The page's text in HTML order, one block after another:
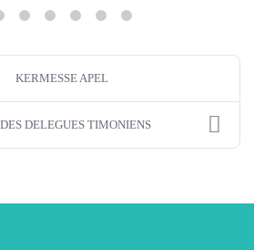
KERMESSE APEL
DELEGUES TIMONIENS